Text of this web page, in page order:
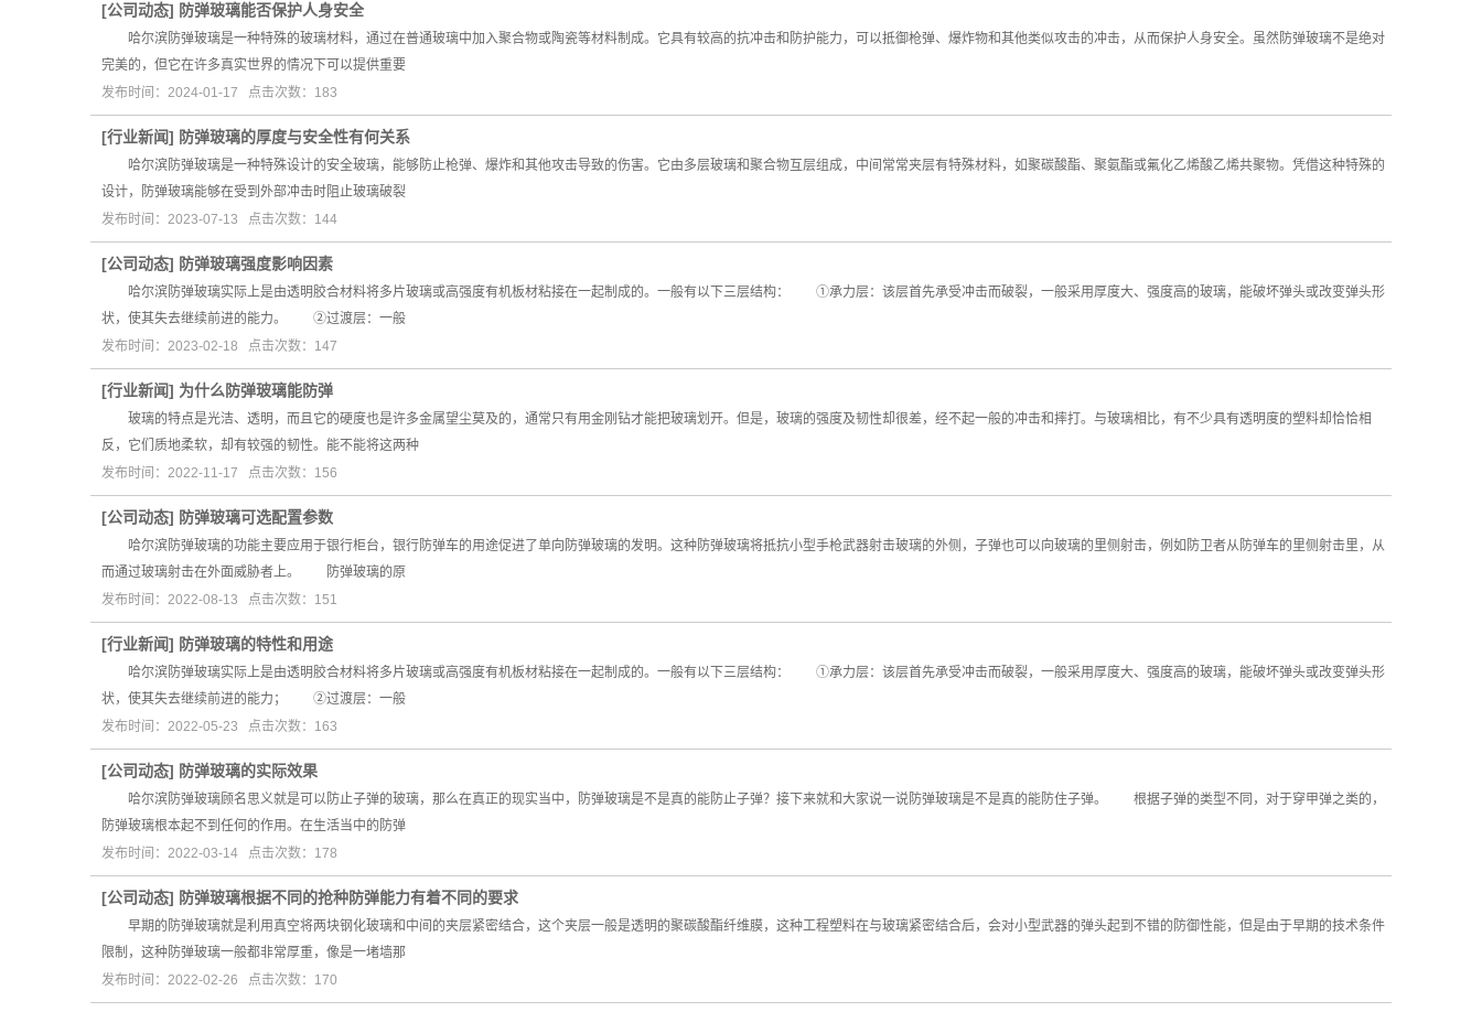
[公司动态] 防弹玻璃能否保护人身安全
哈尔滨防弹玻璃是一种特殊的玻璃材料，通过在普通玻璃中加入聚合物或陶瓷等材料制成。它具有较高的抗冲击和防护能力，可以抵御枪弹、爆炸物和其他类似攻击的冲击，从而保护人身安全。虽然防弹玻璃不是绝对
完美的，但它在许多真实世界的情况下可以提供重要
发布时间：2024-01-17 点击次数：183
[行业新闻] 防弹玻璃的厚度与安全性有何关系
哈尔滨防弹玻璃是一种特殊设计的安全玻璃，能够防止枪弹、爆炸和其他攻击导致的伤害。它由多层玻璃和聚合物互层组成，中间常常夹层有特殊材料，如聚碳酸酯、聚氨酯或氟化乙烯酸乙烯共聚物。凭借这种特殊的
设计，防弹玻璃能够在受到外部冲击时阻止玻璃破裂
发布时间：2023-07-13 点击次数：144
[公司动态] 防弹玻璃强度影响因素
哈尔滨防弹玻璃实际上是由透明胶合材料将多片玻璃或高强度有机板材粘接在一起制成的。一般有以下三层结构： ①承力层：该层首先承受冲击而破裂，一般采用厚度大、强度高的玻璃，能破坏弹头或改变弹头形
状，使其失去继续前进的能力。 ②过渡层：一般
发布时间：2023-02-18 点击次数：147
[行业新闻] 为什么防弹玻璃能防弹
玻璃的特点是光洁、透明，而且它的硬度也是许多金属望尘莫及的，通常只有用金刚钻才能把玻璃划开。但是，玻璃的强度及韧性却很差，经不起一般的冲击和摔打。与玻璃相比，有不少具有透明度的塑料却恰恰相
反，它们质地柔软，却有较强的韧性。能不能将这两种
发布时间：2022-11-17 点击次数：156
[公司动态] 防弹玻璃可选配置参数
哈尔滨防弹玻璃的功能主要应用于银行柜台，银行防弹车的用途促进了单向防弹玻璃的发明。这种防弹玻璃将抵抗小型手枪武器射击玻璃的外侧，子弹也可以向玻璃的里侧射击，例如防卫者从防弹车的里侧射击里，从
而通过玻璃射击在外面威胁者上。 防弹玻璃的原
发布时间：2022-08-13 点击次数：151
[行业新闻] 防弹玻璃的特性和用途
哈尔滨防弹玻璃实际上是由透明胶合材料将多片玻璃或高强度有机板材粘接在一起制成的。一般有以下三层结构： ①承力层：该层首先承受冲击而破裂，一般采用厚度大、强度高的玻璃，能破坏弹头或改变弹头形
状，使其失去继续前进的能力； ②过渡层：一般
发布时间：2022-05-23 点击次数：163
[公司动态] 防弹玻璃的实际效果
哈尔滨防弹玻璃顾名思义就是可以防止子弹的玻璃，那么在真正的现实当中，防弹玻璃是不是真的能防止子弹？接下来就和大家说一说防弹玻璃是不是真的能防住子弹。 根据子弹的类型不同，对于穿甲弹之类的，
防弹玻璃根本起不到任何的作用。在生活当中的防弹
发布时间：2022-03-14 点击次数：178
[公司动态] 防弹玻璃根据不同的抢种防弹能力有着不同的要求
早期的防弹玻璃就是利用真空将两块钢化玻璃和中间的夹层紧密结合，这个夹层一般是透明的聚碳酸酯纤维膜，这种工程塑料在与玻璃紧密结合后，会对小型武器的弹头起到不错的防御性能，但是由于早期的技术条件
限制，这种防弹玻璃一般都非常厚重，像是一堵墙那
发布时间：2022-02-26 点击次数：170